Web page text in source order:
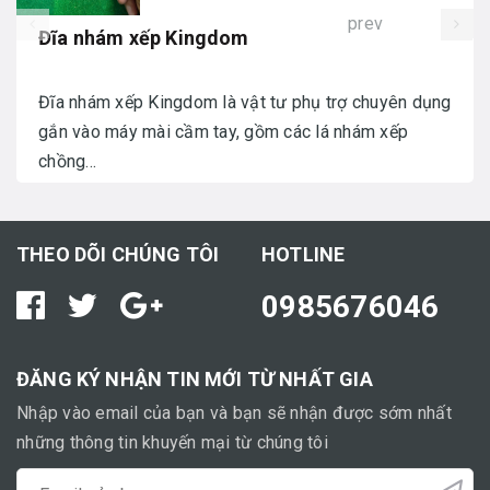
Đĩa nhám xếp Kingdom
Đĩa nhám xếp Kingdom là vật tư phụ trợ chuyên dụng
gắn vào máy mài cầm tay, gồm các lá nhám xếp
chồng...
prev
THEO DÕI CHÚNG TÔI HOTLINE
0985676046
ĐĂNG KÝ NHẬN TIN MỚI TỪ NHẤT GIA
Nhập vào email của bạn và bạn sẽ nhận được sớm nhất
những thông tin khuyến mại từ chúng tôi